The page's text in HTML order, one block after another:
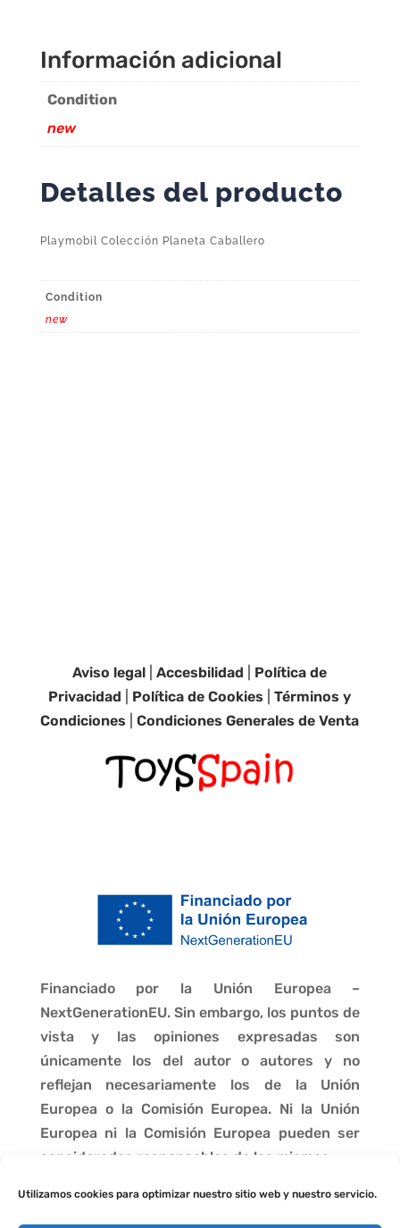
Utilizamos cookies para optimizar nuestro sitio web y nuestro servicio.
Información adicional
Condition
new
Detalles del producto
Playmobil Colección Planeta Caballero
Condition
new
Aviso legal |Accesbilidad
Política de
Privacidad
Política de Cookies |Términos y
Condiciones |Condiciones Generales de Venta
Financiado por la Unión Europea –
NextGenerationEU. Sin embargo, los puntos de
vista y las opiniones expresadas son
únicamente los del autor o autores y no
reflejan necesariamente los de la Unión
Europea o la Comisión Europea. Ni la Unión
Europea ni la Comisión Europea pueden ser
consideradas responsables de las mismas.